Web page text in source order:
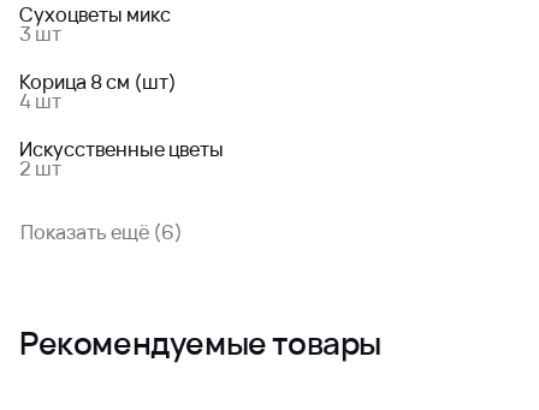
Сухоцветы микс
3 шт
Корица 8 см (шт)
4 шт
Искусственные цветы
2 шт
Показать ещё (6)
Рекомендуемые товары